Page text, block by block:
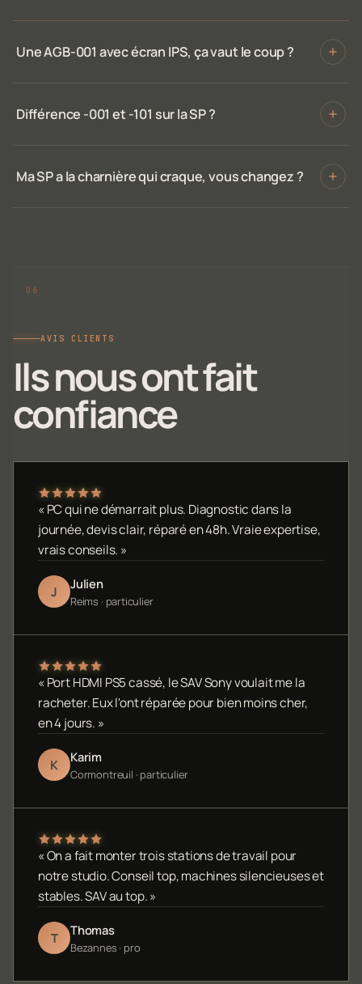
Une AGB-001 avec écran IPS, ça vaut le coup ?
Différence -001 et -101 sur la SP ?
Ma SP a la charnière qui craque, vous changez ?
AVIS CLIENTS
Ils nous ont fait
confiance
« PC qui ne démarrait plus. Diagnostic dans la
journée, devis clair, réparé en 48h. Vraie expertise,
vrais conseils. »
J Julien
Reims · particulier
« Port HDMI PS5 cassé, le SAV Sony voulait me la
racheter. Eux l'ont réparée pour bien moins cher,
en 4 jours. »
K Karim
Cormontreuil · particulier
« On a fait monter trois stations de travail pour
notre studio. Conseil top, machines silencieuses et
stables. SAV au top. »
T Thomas
Bezannes · pro